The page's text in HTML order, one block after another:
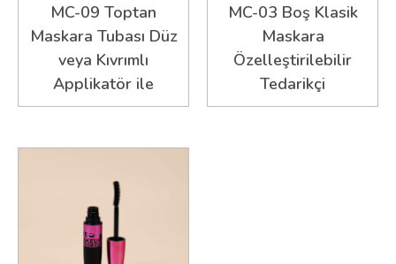
MC-09 Toptan
Maskara Tubası Düz
veya Kıvrımlı
Applikatör ile
MC-03 Boş Klasik
Maskara
Özelleştirilebilir
Tedarikçi